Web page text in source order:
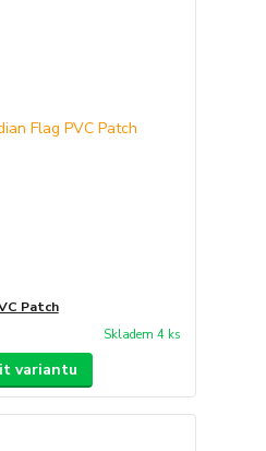
Patch
Skladem 4 ks
variantu